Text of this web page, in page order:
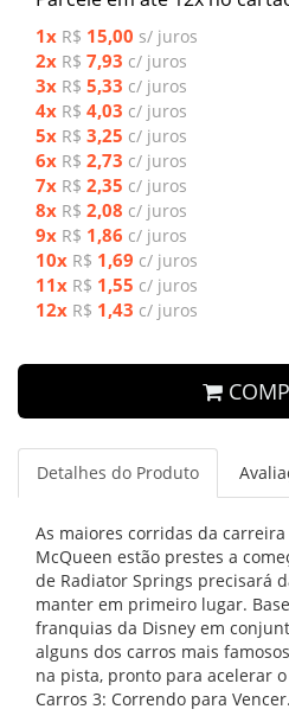
1x R$ 15,00 s/ juros
2x R$ 7,93 c/ juros
3x R$ 5,33 c/ juros
4x R$ 4,03 c/ juros
5x R$ 3,25 c/ juros
6x R$ 2,73 c/ juros
7x R$ 2,35 c/ juros
8x R$ 2,08 c/ juros
9x R$ 1,86 c/ juros
10x R$ 1,69 c/ juros
11x R$ 1,55 c/ juros
12x R$ 1,43 c/ juros
Detalhes do Produto
As maiores corridas da
McQueen estão prestes a
de Radiator Springs precisará
manter em primeiro lugar.
franquias da Disney em
alguns dos carros mais
na pista, pronto para acelerar
Carros 3: Correndo para Vencer.